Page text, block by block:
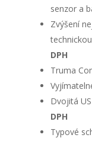
senzor a
Zvýšení
DPH
Truma
Dvojitá
DPH
Typové